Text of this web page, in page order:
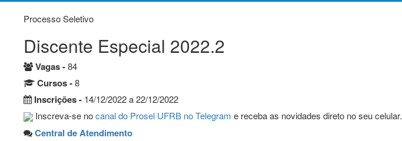
Processo Seletivo
Discente Especial 2022.2
Vagas -84
Cursos -8
Inscrições - 14/12/2022 a 22/12/2022
Inscreva-se nocanal do Prosel UFRB no Telegram e receba as novidades direto no seu celular.
Central de Atendimento